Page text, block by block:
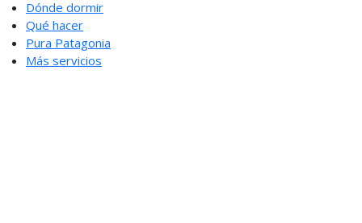
Dónde dormir
Qué hacer
Pura Patagonia
Más servicios